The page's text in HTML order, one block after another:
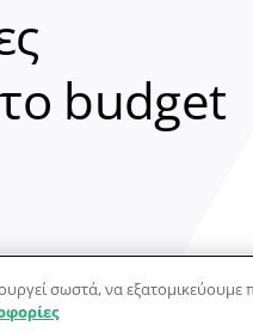
budget
σωστά, να εξατομικεύουμε